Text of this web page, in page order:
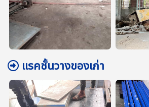
แรคชั้นวางของเก่า